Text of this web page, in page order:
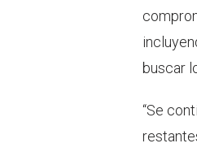
buscar
“Se